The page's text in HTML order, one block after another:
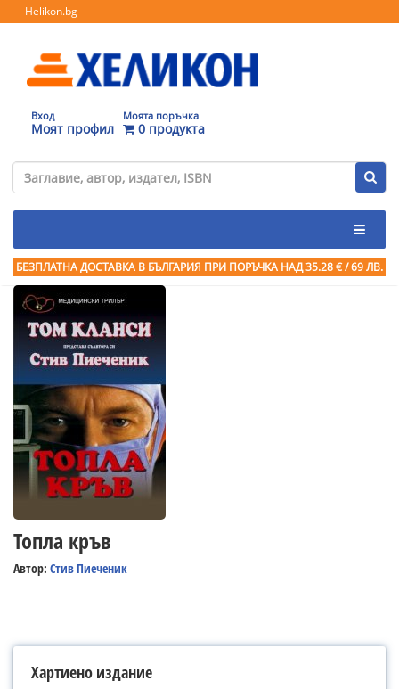
Helikon.bg
Вход
Моят профил
Моята поръчка
0 продукта
БЕЗПЛАТНА ДОСТАВКА В БЪЛГАРИЯ ПРИ ПОРЪЧКА НАД 35.28 € / 69 ЛВ.
Топла кръв
Автор: Стив Пиеченик
Хартиено издание